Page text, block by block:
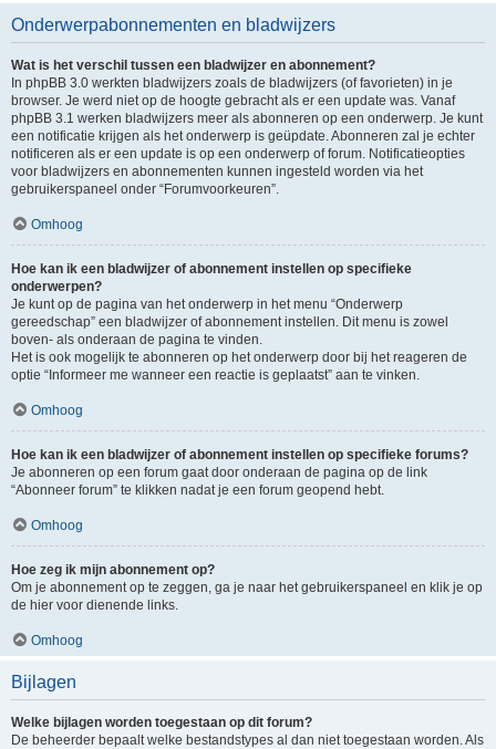
Onderwerpabonnementen en bladwijzers
Wat is het verschil tussen een bladwijzer en abonnement?
In phpBB 3.0 werkten bladwijzers zoals de bladwijzers (of favorieten) in je
browser. Je werd niet op de hoogte gebracht als er een update was. Vanaf
phpBB 3.1 werken bladwijzers meer als abonneren op een onderwerp. Je kunt
een notificatie krijgen als het onderwerp is geüpdate. Abonneren zal je echter
notificeren als er een update is op een onderwerp of forum. Notificatieopties
voor bladwijzers en abonnementen kunnen ingesteld worden via het
gebruikerspaneel onder “Forumvoorkeuren”.
Omhoog
Hoe kan ik een bladwijzer of abonnement instellen op specifieke
onderwerpen?
Je kunt op de pagina van het onderwerp in het menu “Onderwerp
gereedschap” een bladwijzer of abonnement instellen. Dit menu is zowel
boven- als onderaan de pagina te vinden.
Het is ook mogelijk te abonneren op het onderwerp door bij het reageren de
optie “Informeer me wanneer een reactie is geplaatst” aan te vinken.
Omhoog
Hoe kan ik een bladwijzer of abonnement instellen op specifieke forums?
Je abonneren op een forum gaat door onderaan de pagina op de link
“Abonneer forum” te klikken nadat je een forum geopend hebt.
Omhoog
Hoe zeg ik mijn abonnement op?
Om je abonnement op te zeggen, ga je naar het gebruikerspaneel en klik je op
de hier voor dienende links.
Omhoog
Bijlagen
Welke bijlagen worden toegestaan op dit forum?
De beheerder bepaalt welke bestandstypes al dan niet toegestaan worden. Als